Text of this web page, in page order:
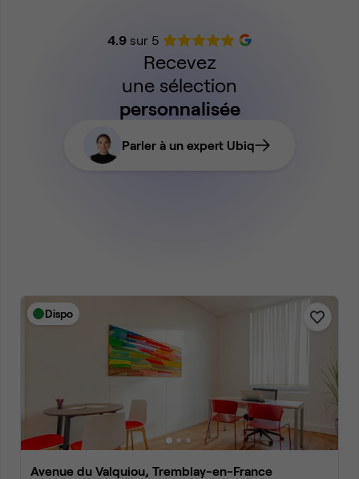
4.9sur 5
Recevez
une sélection
personnalisée
Parler à un expert Ubiq
Dispo
Avenue du Valquiou, Tremblay-en-France